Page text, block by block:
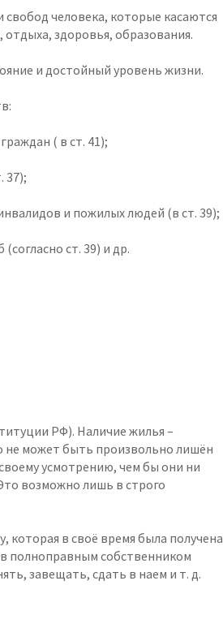
человека, которые касаются
здоровья, образования.
и достойный уровень жизни.
( в ст. 41);
37);
и пожилых людей (в ст. 39);
ст. 39) и др.
РФ). Наличие жилья –
не может быть произвольно лишён
усмотрению, чем бы они ни
возможно лишь в строго
в своё время была получена
полноправным собственником
завещать, сдать в наем и т. д.